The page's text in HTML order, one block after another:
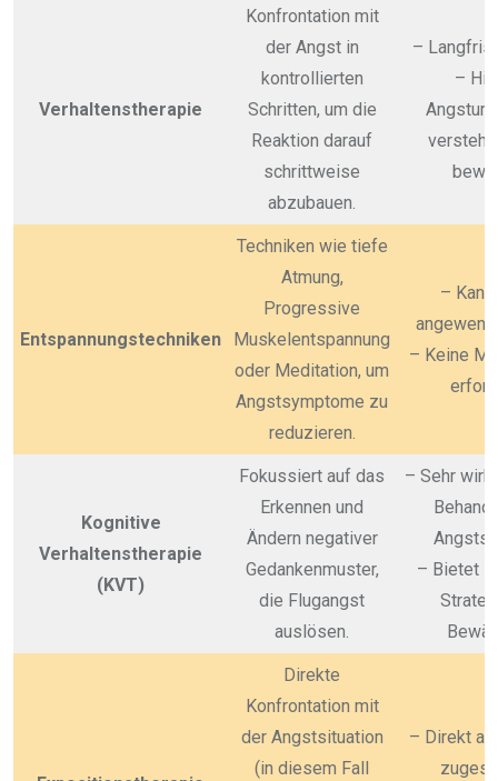
Verhaltenstherapie
Konfrontation mit
der Angst in
kontrollierten
Schritten, um die
Reaktion darauf
schrittweise
abzubauen.
–
–
Entspannungstechniken
Techniken wie tiefe
Atmung,
Progressive
Muskelentspannung
oder Meditation, um
Angstsymptome zu
reduzieren.
–
– Keine
Kognitive
Verhaltenstherapie
(KVT)
Fokussiert auf das
Erkennen und
Ändern negativer
Gedankenmuster,
die Flugangst
auslösen.
– Sehr
– Bietet
Direkte
Konfrontation mit
der Angstsituation
(in diesem Fall
– Direkt